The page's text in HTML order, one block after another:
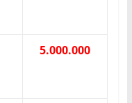
5.000.000